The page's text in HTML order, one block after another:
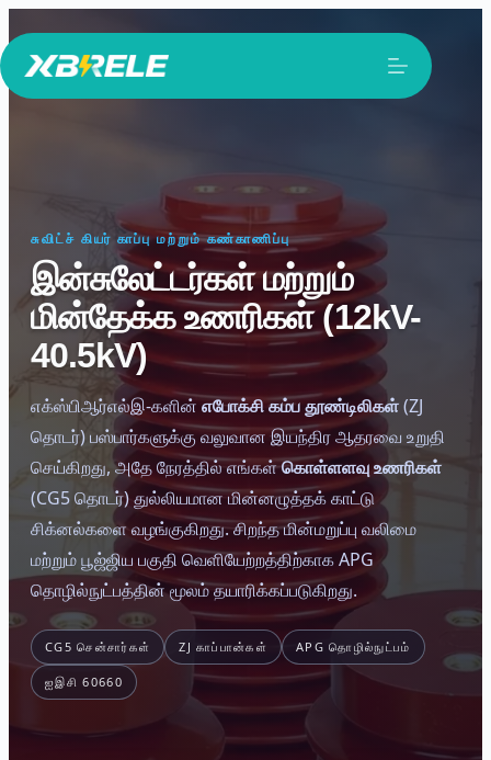
உள்ளடக்கத்திற்குச்
செல்க
சுவிட்ச் கியர் காப்பு மற்றும் கண்காணிப்பு
இன்சுலேட்டர்கள் மற்றும்
மின்தேக்க உணரிகள் (12kV-
40.5kV)
எக்ஸ்பிஆர்எல்இ-களின்எபோக்சி கம்ப தூண்டிலிகள்(ZJ
தொடர்) பஸ்பார்களுக்கு வலுவான இயந்திர ஆதரவை உறுதி
செய்கிறது, அதே நேரத்தில் எங்கள்கொள்ளளவு உணரிகள்
(CG5 தொடர்) துல்லியமான மின்னழுத்தக் காட்டு
சிக்னல்களை வழங்குகிறது. சிறந்த மின்மறுப்பு வலிமை
மற்றும் பூஜ்ஜிய பகுதி வெளியேற்றத்திற்காக APG
தொழில்நுட்பத்தின் மூலம் தயாரிக்கப்படுகிறது.
CG5 சென்சார்கள் ZJ காப்பான்கள் APG தொழில்நுட்பம்
ஐஇசி 60660